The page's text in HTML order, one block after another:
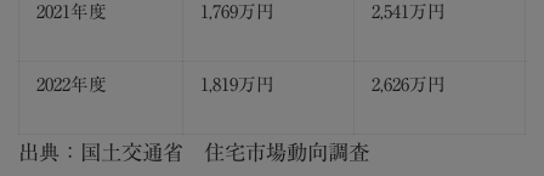
2021 年度 1,769万円 2,541 万円
2022年度 1,819万円 2,626万円
出典： 国土交通省 住宅市場動向調査